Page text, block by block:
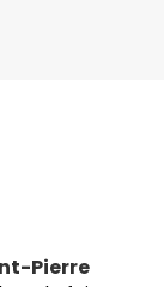
Pierre